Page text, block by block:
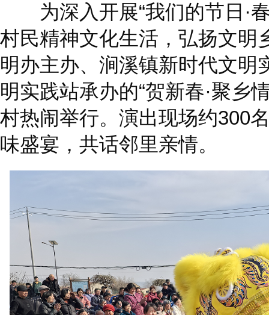
为深入开展“我们的节日·春
村民精神文化生活，弘扬文明
明办主办、涧溪镇新时代文明
明实践站承办的“贺新春·聚乡
村热闹举行。演出现场约300
味盛宴，共话邻里亲情。